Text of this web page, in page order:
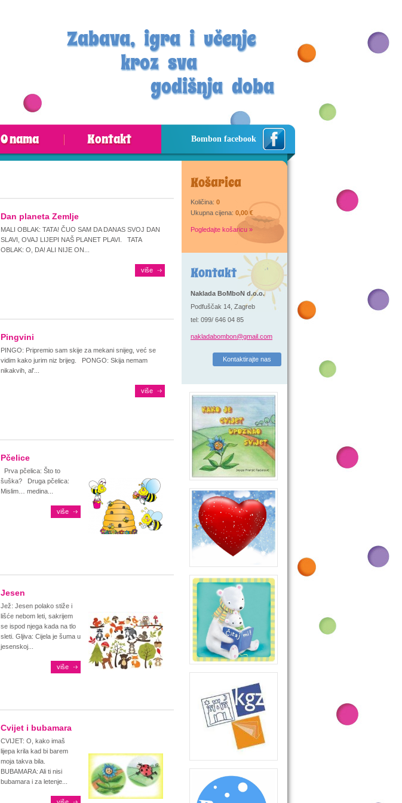
Zabava, igra i učenje
kroz sva
godišnja doba
Bombon facebook
O nama Kontakt
Dan planeta Zemlje
MALI OBLAK: TATA! ČUO SAM DA DANAS SVOJ DAN
SLAVI, OVAJ LIJEPI NAŠ PLANET PLAVI. TATA
OBLAK: O, DA! ALI NIJE ON...
više
Pingvini
PINGO: Pripremio sam skije za mekani snijeg, već se
vidim kako jurim niz brijeg. PONGO: Skija nemam
nikakvih, al'...
više
Pčelice
Prva pčelica: Što to
šuška? Druga pčelica:
Mislim… medina...
više
Jesen
Jež: Jesen polako stiže i
lišće nebom leti, sakrijem
se ispod njega kada na tlo
sleti. Gljiva: Cijela je šuma u
jesenskoj...
više
Cvijet i bubamara
CVIJET: O, kako imaš
lijepa krila kad bi barem
moja takva bila.
BUBAMARA: Ali ti nisi
bubamara i za letenje...
Košarica
Količina: 0
Ukupna cijena: 0,00 €
Pogledajte košaricu »
Kontakt
Naklada BoMboN d.o.o.
Podfuščak 14, Zagreb
tel: 099/ 646 04 85
nakladabombon@gmail.com
Kontaktirajte nas